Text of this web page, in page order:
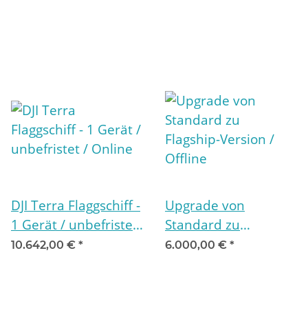
DJI Terra Flaggschiff -
1 Gerät / unbefristet
/ Online
10.642,00 € *
Upgrade von
Standard zu
Flagship-Version /
6.000,00 € *